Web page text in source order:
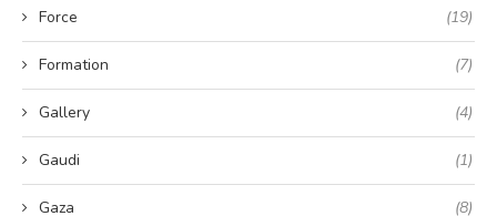
Force (19)
Formation (7)
Gallery (4)
Gaudi (1)
Gaza (8)